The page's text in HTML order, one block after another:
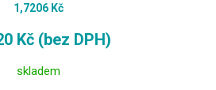
1,7206 Kč
Kč (bez DPH)
skladem